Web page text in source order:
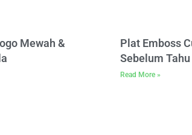
Mewah &
Plat Emboss
Sebelum
Read More »